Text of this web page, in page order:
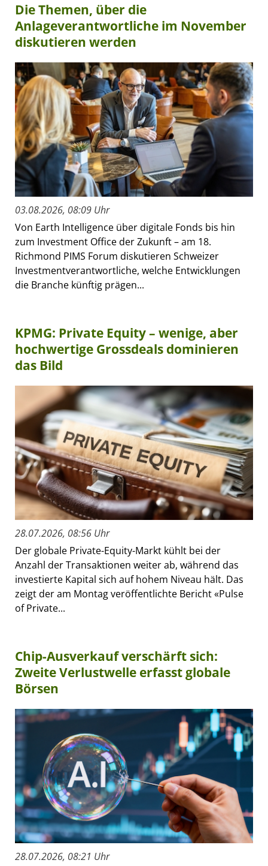
Die Themen, über die
Anlageverantwortliche im November
diskutieren werden
03.08.2026, 08:09 Uhr
Von Earth Intelligence über digitale Fonds bis hin
zum Investment Office der Zukunft – am 18.
Richmond PIMS Forum diskutieren Schweizer
Investmentverantwortliche, welche Entwicklungen
die Branche künftig prägen...
KPMG: Private Equity – wenige, aber
hochwertige Grossdeals dominieren
das Bild
28.07.2026, 08:56 Uhr
Der globale Private-Equity-Markt kühlt bei der
Anzahl der Transaktionen weiter ab, während das
investierte Kapital sich auf hohem Niveau hält. Das
zeigt der am Montag veröffentlichte Bericht «Pulse
of Private...
Chip-Ausverkauf verschärft sich:
Zweite Verlustwelle erfasst globale
Börsen
28.07.2026, 08:21 Uhr